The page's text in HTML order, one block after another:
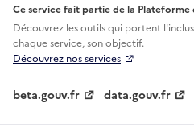
Ce service fait partie de la Plateforme
Découvrez les outils qui portent
chaque service, son objectif.
Découvrez nos services
beta.gouv.fr data.gouv.fr